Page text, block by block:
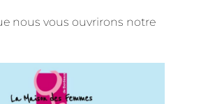
nous vous ouvrirons notre